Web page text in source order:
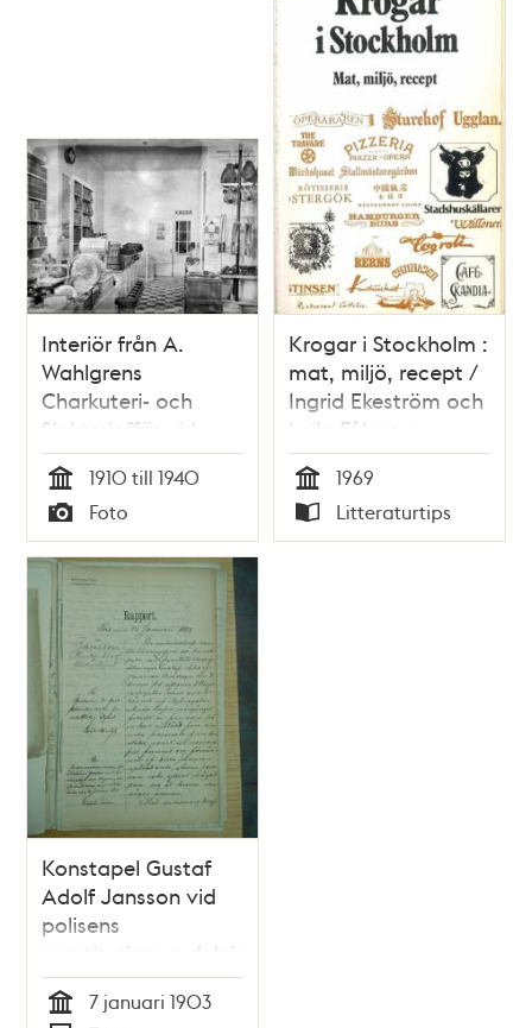
Interiör från A.
Wahlgrens
Charkuteri- och
Slakteriaffär vid
Nybvrogatan 15.
Tid
1910 till 1940
Typ
Foto
Krogar i Stockholm :
mat, miljö, recept /
Ingrid Ekeström och
Leila Fåhræus
Tid
1969
Typ
Litteraturtips
Konstapel Gustaf
Adolf Jansson vid
polisens
prostitutionsavdelning
varnas för oförstånd
i tjänsten. Rapport
7 januari 1903